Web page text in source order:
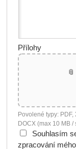
Přílohy
Povolené typy: PDF,
DOCX (max 10 MB
Souhlasím
zpracování